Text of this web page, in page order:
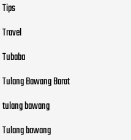
Tips
Travel
Tubaba
Tulang Bawang Barat
tulang bawang
Tulang bawang